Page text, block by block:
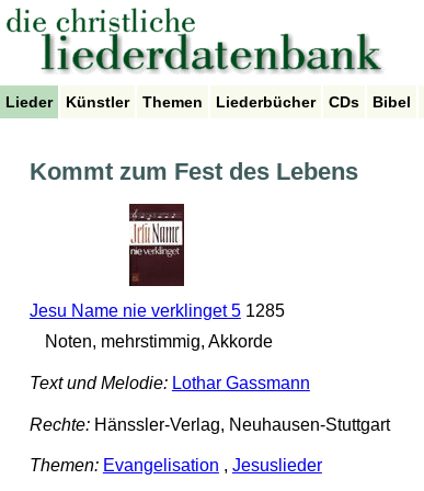
Lieder Künstler Themen Liederbücher CDs Bibel
Kommt zum Fest des Lebens
Jesu Name nie verklinget 51285
Noten, mehrstimmig, Akkorde
Text und Melodie: Lothar Gassmann
Rechte:Hänssler-Verlag, Neuhausen-Stuttgart
Themen: Evangelisation , Jesuslieder